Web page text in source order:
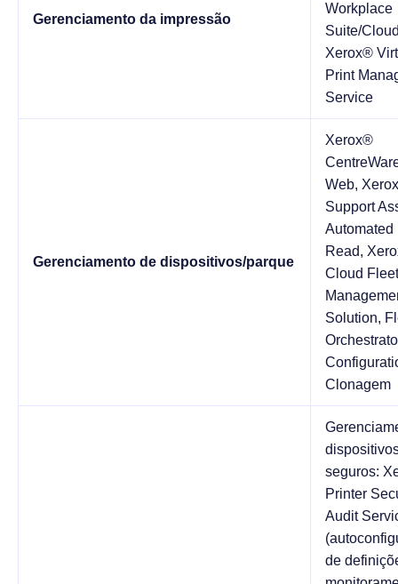
Gerenciamento da impressão
Workplace
Suite/
Xerox®
Print
Service
Gerenciamento de dispositivos/parque
Xerox®
Web,
Support
Automated
Read,
Cloud Fleet
Solution,
Clonagem
seguros:
Printer
Audit
de